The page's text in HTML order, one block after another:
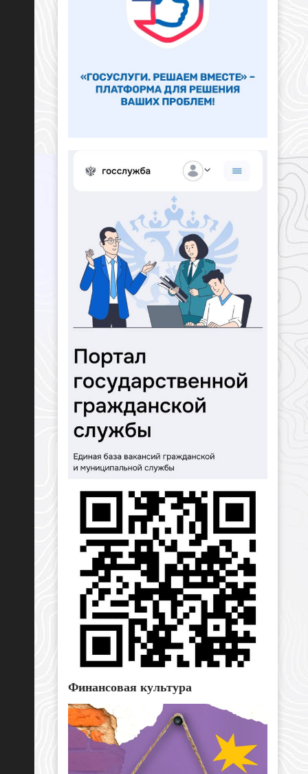
Финансовая культура